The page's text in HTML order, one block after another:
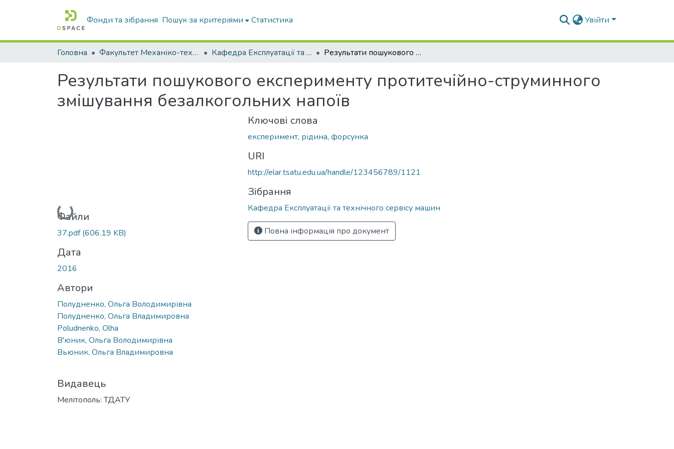
Фонди та зібрання Пошук за критеріями Статистика Увійти
Головна Факультет Механіко-технологічний Кафедра Експлуатації та технічного сервісу машин Результати пошукового експерименту протитечійно-струминного змішування безалкогольних напоїв
Результати пошукового експерименту протитечійно-струминного
змішування безалкогольних напоїв
Вантажиться...
Файли
37.pdf(606.19 KB)
Дата
2016
Автори
Полудненко, Ольга Володимирівна
Полудненко, Ольга Владимировна
Poludnenko, Olha
В'юник, Ольга Володимирівна
Вьюник, Ольга Владимировна
Видавець
Мелітополь: ТДАТУ
Ключові слова
експеримент, рідина, форсунка
URI
http://elar.tsatu.edu.ua/handle/123456789/1121
Зібрання
Кафедра Експлуатації та технічного сервісу машин
Повна інформація про документ